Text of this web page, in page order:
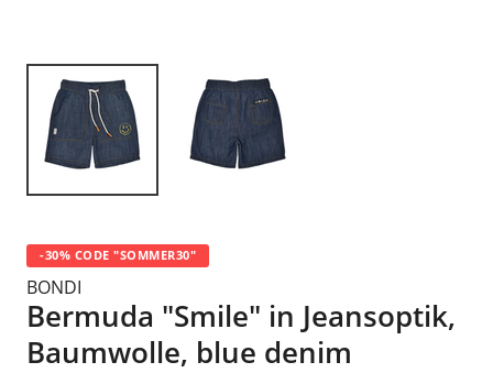
-30% CODE "SOMMER30"
BONDI
Bermuda "Smile" in Jeansoptik,
Baumwolle, blue denim